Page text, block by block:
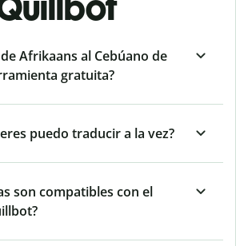
Afrikaans al Cebúano de
gratuita?
puedo traducir a la vez?
son compatibles con el